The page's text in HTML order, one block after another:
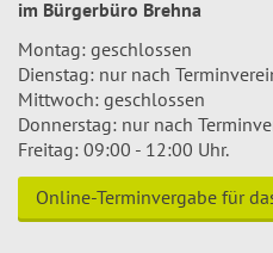
im Bürgerbüro Brehna
Montag: geschlossen
Dienstag: nur nach
Mittwoch: geschlossen
Donnerstag: nur nach
Freitag: 09:00 - 12:00 Uhr.
Online-Terminvergabe für